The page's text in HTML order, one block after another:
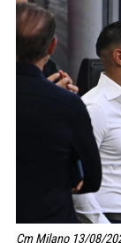
Cm Milano 13/08/